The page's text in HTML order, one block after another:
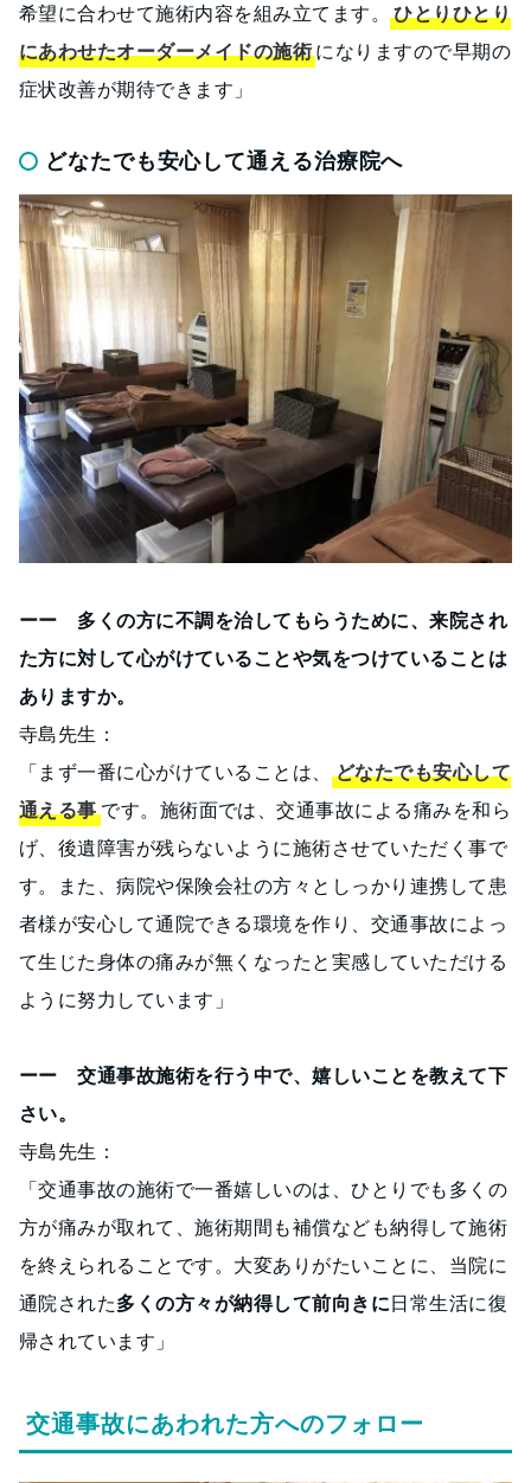
希望に合わせて施術内容を組み立てます。ひとりひとり
にあわせたオーダーメイドの施術になりますので早期の
症状改善が期待できます」
どなたでも安心して通える治療院へ
ーー 多くの方に不調を治してもらうために、来院され
た方に対して心がけていることや気をつけていることは
ありますか。
寺島先生：
「まず一番に心がけていることは、
どなたでも安心して
通える事 です。施術面では、交通事故による痛みを和ら
げ、後遺障害が残らないように施術させていただく事で
す。また、病院や保険会社の方々としっかり連携して患
者様が安心して通院できる環境を作り、交通事故によっ
て生じた身体の痛みが無くなったと実感していただける
ように努力しています」
ーー 交通事故施術を行う中で、嬉しいことを教えて下
さい。
寺島先生：
「交通事故の施術で一番嬉しいのは、ひとりでも多くの
方が痛みが取れて、施術期間も補償なども納得して施術
を終えられることです。大変ありがたいことに、当院に
通院された多くの方々が納得して前向きに日常生活に復
帰されています」
交通事故にあわれた方へのフォロー